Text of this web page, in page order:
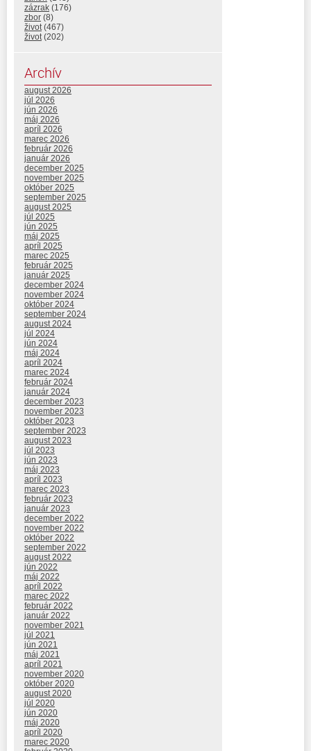
zázrak (176)
zbor (8)
život(467)
život(202)
Archív
august 2026
júl 2026
jún 2026
máj 2026
apríl 2026
marec 2026
február 2026
január 2026
december 2025
november 2025
október 2025
september 2025
august 2025
júl 2025
jún 2025
máj 2025
apríl 2025
marec 2025
február 2025
január 2025
december 2024
november 2024
október 2024
september 2024
august 2024
júl 2024
jún 2024
máj 2024
apríl 2024
marec 2024
február 2024
január 2024
december 2023
november 2023
október 2023
september 2023
august 2023
júl 2023
jún 2023
máj 2023
apríl 2023
marec 2023
február 2023
január 2023
december 2022
november 2022
október 2022
september 2022
august 2022
jún 2022
máj 2022
apríl 2022
marec 2022
február 2022
január 2022
november 2021
júl 2021
jún 2021
máj 2021
apríl 2021
november 2020
október 2020
august 2020
júl 2020
jún 2020
máj 2020
apríl 2020
marec 2020